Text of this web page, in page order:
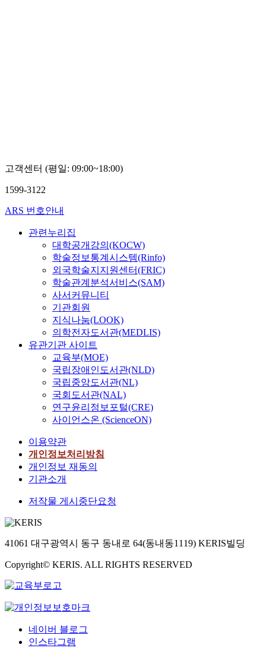
고객센터 (평일: 09:00~18:00)
1599-3122
ARS 번호안내
관련누리집
대학공개강의(KOCW)
학술정보통계시스템(Rinfo)
외국학술지지원센터(FRIC)
학술관계분석서비스(SAM)
사서커뮤니티
기관회원
지식나눔(LOOK)
의학전자도서관(MEDLIS)
유관기관 사이트
교육부(MOE)
국립장애인도서관(NLD)
국립중앙도서관(NL)
국회도서관(NAL)
연구윤리정보포털(CRE)
사이언스온 (ScienceON)
이용약관
개인정보처리방침
개인정보 재동의
기관소개
저작물 게시중단요청
41061 대구광역시 동구 동내로 64(동내동1119) KERIS빌딩
Copyright© KERIS. ALL RIGHTS RESERVED
네이버 블로그
인스타그램